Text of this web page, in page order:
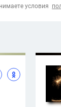
условия